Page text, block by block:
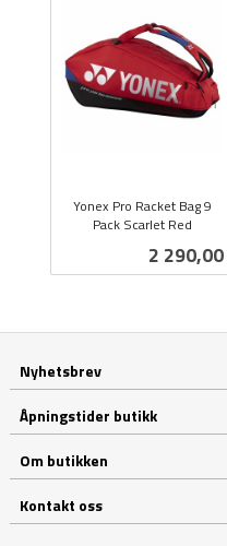
Yonex Pro Racket Bag 9
Pack Scarlet Red
Pris
2 290,00
Nyhetsbrev
Åpningstider butikk
Om butikken
Kontakt oss